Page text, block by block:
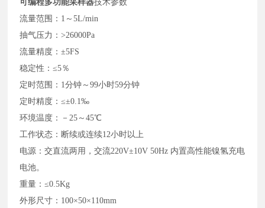
可编程多功能采样器技术参数
流量范围： 1～5L/min
抽气压力：>26000Pa
流量精度：±5FS
稳定性：≤5％
定时范围： 1分钟～99小时59分钟
定时精度：≤±0.1‰
环境温度：－ 25～45℃
工作状态：断续或连续12小时以上
电源：交直流两用，交流220V±10V 50Hz 内置高性能镍氢充电
电池。
重量：≤0.5Kg
外形尺寸： 100×50×110mm